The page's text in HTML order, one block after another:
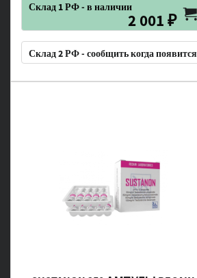
Склад 1 РФ - в наличии
2 001 ₽
Склад 2 РФ - сообщить когда появится